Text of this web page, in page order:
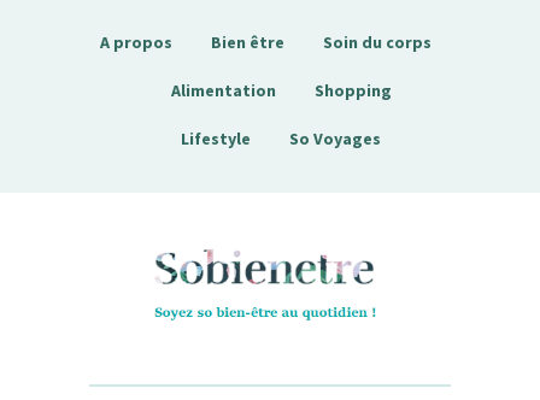
A propos Bien être Soin du corps
Alimentation Shopping
Lifestyle So Voyages
Sobienetre